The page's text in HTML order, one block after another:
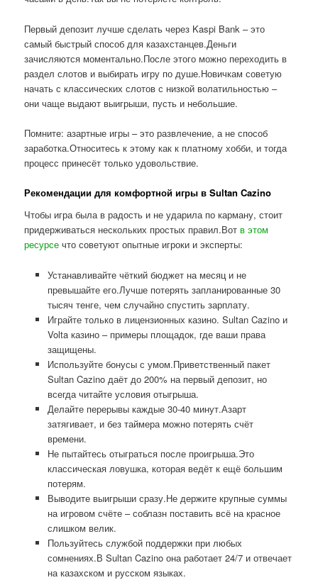
Первый депозит лучше сделать через Kaspi Bank – это
самый быстрый способ для казахстанцев.Деньги
зачисляются моментально.После этого можно переходить в
раздел слотов и выбирать игру по душе.Новичкам советую
начать с классических слотов с низкой волатильностью –
они чаще выдают выигрыши, пусть и небольшие.
Помните: азартные игры – это развлечение, а не способ
заработка.Относитесь к этому как к платному хобби, и тогда
процесс принесёт только удовольствие.
Рекомендации для комфортной игры в Sultan Cazino
Чтобы игра была в радость и не ударила по карману, стоит
придерживаться нескольких простых правил.Вотв этом
ресурсе что советуют опытные игроки и эксперты:
Устанавливайте чёткий бюджет на месяц и не
превышайте его.Лучше потерять запланированные 30
тысяч тенге, чем случайно спустить зарплату.
Играйте только в лицензионных казино. Sultan Cazino и
Volta казино – примеры площадок, где ваши права
защищены.
Используйте бонусы с умом.Приветственный пакет
Sultan Cazino даёт до 200% на первый депозит, но
всегда читайте условия отыгрыша.
Делайте перерывы каждые 30-40 минут.Азарт
затягивает, и без таймера можно потерять счёт
времени.
Не пытайтесь отыграться после проигрыша.Это
классическая ловушка, которая ведёт к ещё большим
потерям.
Выводите выигрыши сразу.Не держите крупные суммы
на игровом счёте – соблазн поставить всё на красное
слишком велик.
Пользуйтесь службой поддержки при любых
сомнениях.В Sultan Cazino она работает 24/7 и отвечает
на казахском и русском языках.